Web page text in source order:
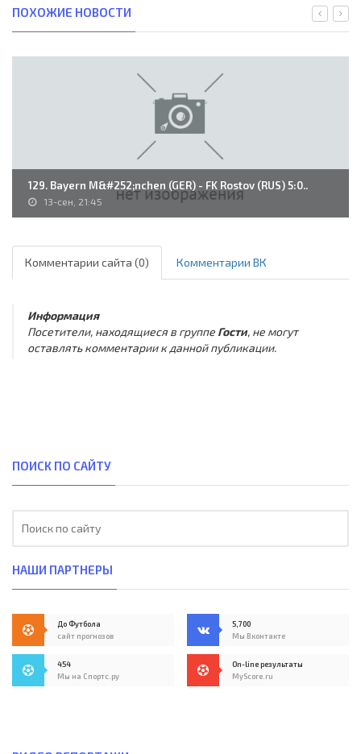
ПОХОЖИЕ НОВОСТИ
129. Bayern M&#252;nchen (GER) - FK Rostov (RUS) 5:0..
13-сен, 21:45
Комментарии сайта (0) Комментарии ВК
Информация
Посетители, находящиеся в группе Гости, не могут
оставлять комментарии к данной публикации.
ПОИСК ПО САЙТУ
НАШИ ПАРТНЕРЫ
До Футбола
сайт прогнозов
5,700
Мы Вконтакте
454
Мы на Спортс.ру
On-line результаты
MyScore.ru